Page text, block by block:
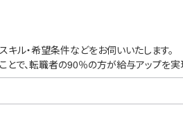
キル・希望条件などをお伺いいたします。
で、転職者の90％の方が給与アップを実